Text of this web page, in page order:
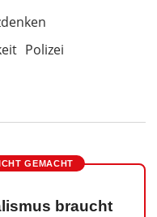
Polizei
GEMACHT
braucht